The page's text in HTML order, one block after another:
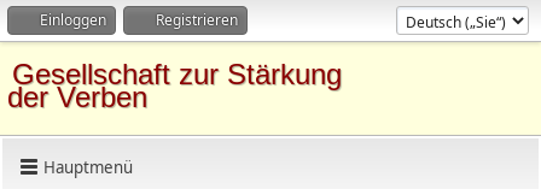
Einloggen Registrieren
Gesellschaft zur Stärkung
der Verben
Hauptmenü